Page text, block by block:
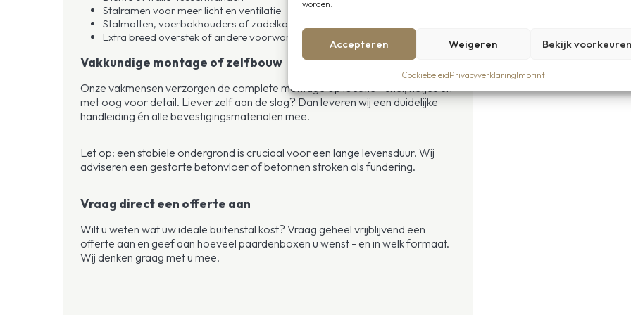
worden.
Accepteren Weigeren Bekijk
CookiebeleidPrivacyverklaringImprint
Stalramen voor meer licht en ventilatie
Stalmatten, voerbakhouders of zadelkasten
Extra breed overstek of andere voorwandtypes
Vakkundige montage of zelfbouw
Onze vakmensen verzorgen de complete montage op locatie - snel, netjes en
met oog voor detail. Liever zelf aan de slag? Dan leveren wij een duidelijke
handleiding én alle bevestigingsmaterialen mee.
Let op: een stabiele ondergrond is cruciaal voor een lange levensduur. Wij
adviseren een gestorte betonvloer of betonnen stroken als fundering.
Vraag direct een offerte aan
Wilt u weten wat uw ideale buitenstal kost? Vraag geheel vrijblijvend een
offerte aan en geef aan hoeveel paardenboxen u wenst - en in welk formaat.
Wij denken graag met u mee.